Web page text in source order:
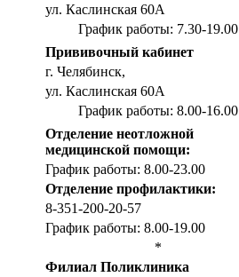
ул. Каслинская 60А
График работы: 7.30-19.00
Прививочный кабинет
г. Челябинск,
ул. Каслинская 60А
График работы: 8.00-16.00
Отделение неотложной
медицинской помощи:
График работы: 8.00-23.00
Отделение профилактики:
8-351-200-20-57
График работы: 8.00-19.00
*
Филиал Поликлиника